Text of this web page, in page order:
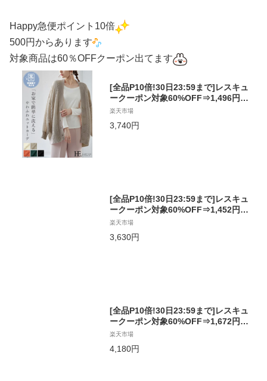
Happy急便ポイント10倍
500円からあります
対象商品は60％OFFクーポン出てます
[全品P10倍!30日23:59まで]レスキュ
ークーポン対象60%OFF⇒1,496円お
家で洗える!ウォッシャブルふんわり
優しい肌触りケーブルニットカーディ
ガン/カーディガン カーデ ニット ケー
楽天市場
3,740円
[全品P10倍!30日23:59まで]レスキュ
ークーポン対象60%OFF⇒1,452円大
人のきれいめアイテム。ダンボール前
後2wayボリューム袖カーデ/カーデ カ
ーディガン トップス 2way レディー
楽天市場
3,630円
[全品P10倍!30日23:59まで]レスキュ
ークーポン対象60%OFF⇒1,672円こ
の1枚でオシャレがもっと楽しくな
る。ニット2wayボリューム袖カーデ/
カーディガン カーデ ニット ボリュー
楽天市場
4,180円